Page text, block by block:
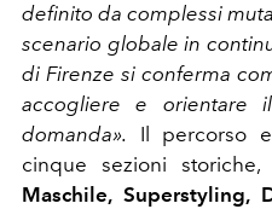
definito da complessi
scenario globale in
di Firenze si conferma
accogliere e orientare
domanda». Il percorso
cinque sezioni storiche,
Maschile, Superstyling,